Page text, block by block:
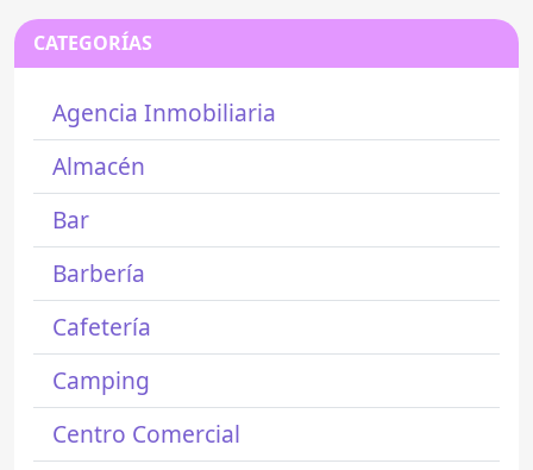
CATEGORÍAS
Agencia Inmobiliaria
Almacén
Bar
Barbería
Cafetería
Camping
Centro Comercial